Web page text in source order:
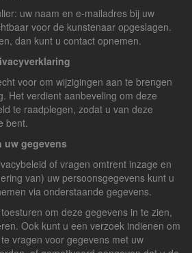
uw naam en e-mailadres bij uw
voor de kunstenaar opgeslagen.
dan kunt u contact opnemen.
voor om wijzigingen aan te brengen
Het verdient aanbeveling om deze
te raadplegen, zodat u van deze
bent.
uw gegevens
of vragen omtrent inzage en
van) uw persoonsgegevens kunt u
via onderstaande gegevens.
om deze gegevens in te zien,
Ook kunt u een verzoek indienen om
vragen voor gegevens met uw